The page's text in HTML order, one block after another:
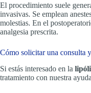
El procedimiento suele
invasivas. Se emplean
molestias. En el
analgesia prescrita.
Cómo solicitar una consulta
Si estás interesado en la
tratamiento con nuestra